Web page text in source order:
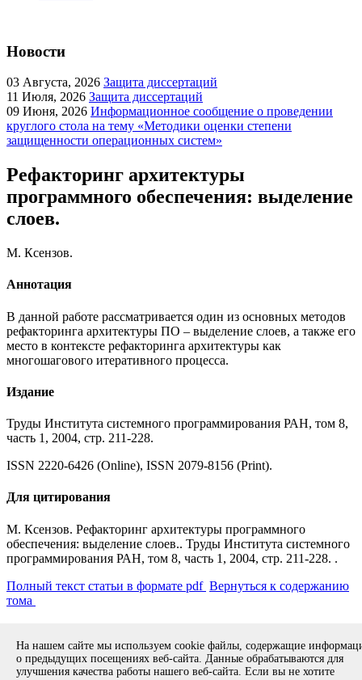
Новости
03 Августа, 2026 Защита диссертаций
11 Июля, 2026 Защита диссертаций
09 Июня, 2026 Информационное сообщение о проведении
круглого стола на тему «Методики оценки степени
защищенности операционных систем»
Рефакторинг архитектуры
программного обеспечения: выделение
слоев.
М. Ксензов.
Аннотация
В данной работе рассматривается один из основных методов
рефакторинга архитектуры ПО – выделение слоев, а также его
место в контексте рефакторинга архитектуры как
многошагового итеративного процесса.
Издание
Труды Института системного программирования РАН, том 8,
часть 1, 2004, стр. 211-228.
ISSN 2220-6426 (Online), ISSN 2079-8156 (Print).
Для цитирования
М. Ксензов. Рефакторинг архитектуры программного
обеспечения: выделение слоев.. Труды Института системного
программирования РАН, том 8, часть 1, 2004, стр. 211-228. .
Полный текст статьи в формате pdf Вернуться к содержанию
тома
Copyright © 1994-2026 ИСП РАН. 109004, г. Москва, ул. А.
Солженицына, дом 25.Противодействие коррупции.
Разработка безопасного программного обеспечения (РБПО)
На нашем сайте мы используем cookie файлы, содержащие
о предыдущих посещениях веб-сайта. Данные обрабатываются для
улучшения качества работы нашего веб-сайта. Если вы не хотите